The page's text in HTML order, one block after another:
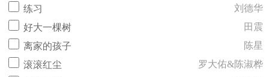
练习
刘德华
好大一棵树
田震
离家的孩子
陈星
滚滚红尘
罗大佑&陈淑桦